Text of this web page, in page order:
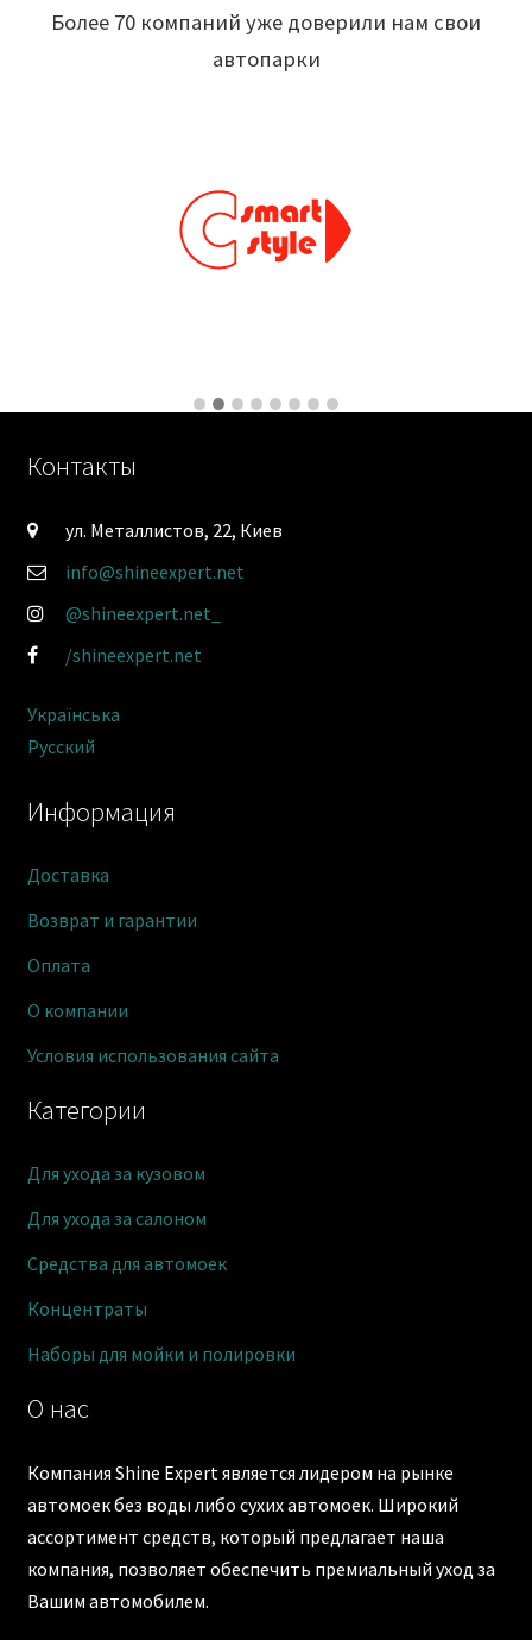
Более 70 компаний уже доверили нам свои
автопарки
О нас
Компания Shine Expert является лидером на рынке
автомоек без воды либо сухих автомоек. Широкий
ассортимент средств, который предлагает наша
компания, позволяет обеспечить премиальный уход за
Вашим автомобилем.
Категории
Для ухода за кузовом
Для ухода за салоном
Средства для автомоек
Концентраты
Наборы для мойки и полировки
Информация
Доставка
Возврат и гарантии
Оплата
О компании
Условия использования сайта
Контакты
ул. Металлистов, 22, Киев
info@shineexpert.net
@shineexpert.net_
/shineexpert.net
Українська
Русский